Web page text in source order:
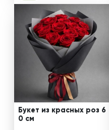
Букет из красных роз 6
0 см